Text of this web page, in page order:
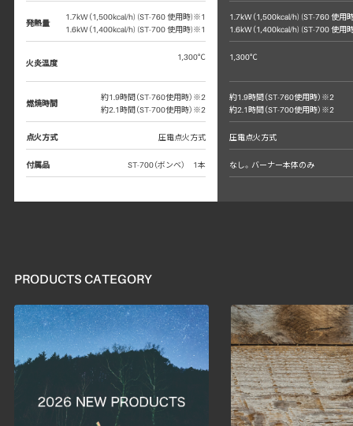
発熱量
1.7kW（1,500kcal/h) (ST-760 使用時)※1
1.6kW（1,400kcal/h) (ST-700 使用時)※1
火炎温度
1,300℃
燃焼時間
約1.9時間（ST-760使用時）※2
約2.1時間（ST-700使用時）※2
点火方式 圧電点火方式
付属品 ST-700（ボンベ） 1本
1.7kW（1,500kcal/h) (ST-760 使用
1.6kW（1,400kcal/h) (ST-700 使用
1,300℃
約1.9時間（ST-760使用時）※2
約2.1時間（ST-700使用時）※2
圧電点火方式
なし。バーナー本体のみ
PRODUCTS CATEGORY